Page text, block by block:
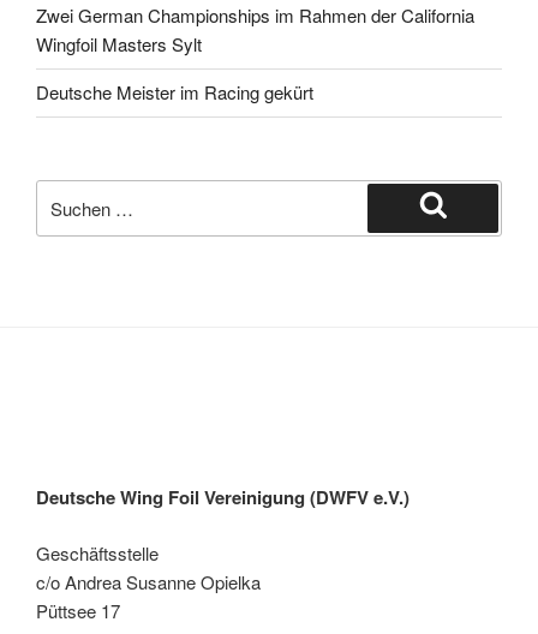
Zwei German Championships im Rahmen der California
Wingfoil Masters Sylt
Deutsche Meister im Racing gekürt
nach:
Suchen
Deutsche Wing Foil Vereinigung (DWFV e.V.)
Geschäftsstelle
c/o Andrea Susanne Opielka
Püttsee 17